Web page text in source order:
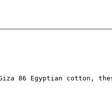
86 Egyptian